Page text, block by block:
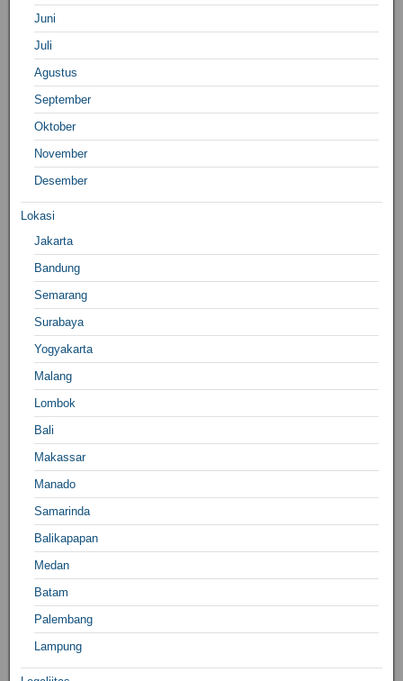
Juni
Juli
Agustus
September
Oktober
November
Desember
Lokasi
Jakarta
Bandung
Semarang
Surabaya
Yogyakarta
Malang
Lombok
Bali
Makassar
Manado
Samarinda
Balikapapan
Medan
Batam
Palembang
Lampung